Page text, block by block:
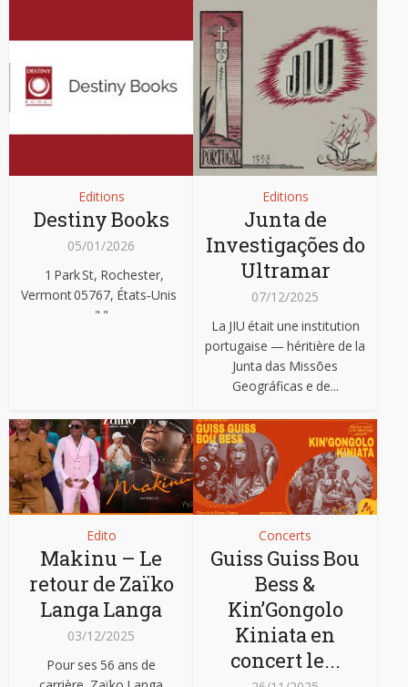
Editions
Destiny Books
05/01/2026
1 Park St, Rochester,
Vermont 05767, États‑Unis
" "
Editions
Junta de
Investigações do
Ultramar
07/12/2025
La JIU était une institution
portugaise — héritière de la
Junta das Missões
Geográficas e de...
Edito
Makinu – Le
retour de Zaïko
Langa Langa
03/12/2025
Pour ses 56 ans de
Concerts
Guiss Guiss Bou
Bess &
Kin’Gongolo
Kiniata en
concert le...